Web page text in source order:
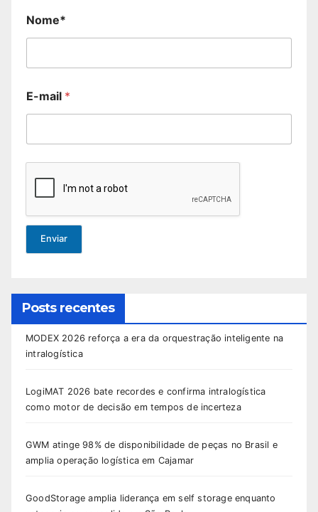
Nome*
E-mail *
Enviar
Posts recentes
MODEX 2026 reforça a era da orquestração inteligente na
intralogística
LogiMAT 2026 bate recordes e confirma intralogística
como motor de decisão em tempos de incerteza
GWM atinge 98% de disponibilidade de peças no Brasil e
amplia operação logística em Cajamar
GoodStorage amplia liderança em self storage enquanto